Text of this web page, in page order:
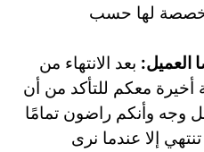
لها حسب
العميل: بعد الانتهاء من
معكم للتأكد من أن
وأنكم راضون تمامًا
إلا عندما نرى